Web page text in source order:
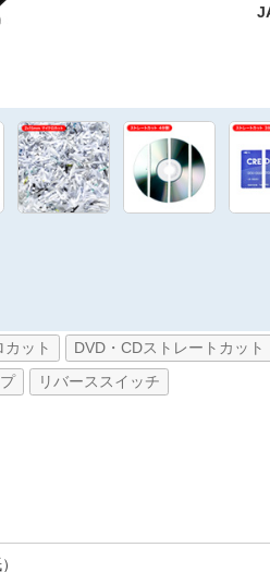
カット DVD・CDストレートカット
リバーススイッチ